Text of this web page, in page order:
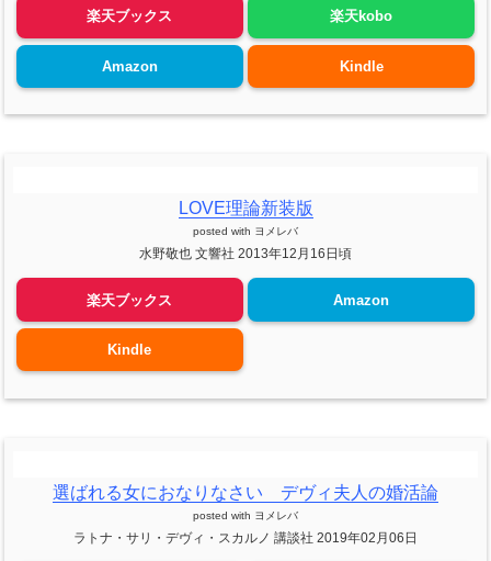
楽天ブックス 楽天kobo
Amazon Kindle
LOVE理論新装版
posted with ヨメレバ
水野敬也 文響社 2013年12月16日頃
楽天ブックス Amazon
Kindle
選ばれる女におなりなさい デヴィ夫人の婚活論
posted with ヨメレバ
ラトナ・サリ・デヴィ・スカルノ 講談社 2019年02月06日